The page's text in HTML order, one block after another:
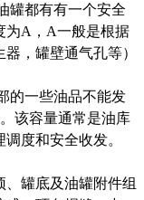
罐都有有一个安全
为A，A一般是根据
，罐壁通气孔等）
的一些油品不能发
该容量通常是油库
度和安全收发。
罐底及油罐附件组